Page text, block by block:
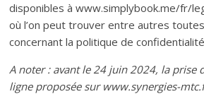
disponibles à www.simplybook.me/fr/
où l’on peut trouver entre autres
concernant la politique de
A noter : avant le 24 juin 2024, la prise
ligne proposée sur www.synergies-